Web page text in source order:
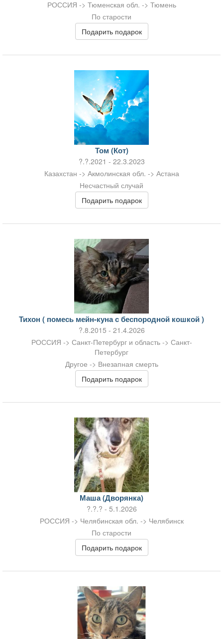
РОССИЯ -> Тюменская обл. -> Тюмень
По старости
Подарить подарок
Том (Кот)
?.?.2021 - 22.3.2023
Казахстан -> Акмолинская обл. -> Астана
Несчастный случай
Подарить подарок
Тихон ( помесь мейн-куна с беспородной кошкой )
?.8.2015 - 21.4.2026
РОССИЯ -> Санкт-Петербург и область -> Санкт-
Петербург
Другое -> Внезапная смерть
Подарить подарок
Маша (Дворянка)
?.?.? - 5.1.2026
РОССИЯ -> Челябинская обл. -> Челябинск
По старости
Подарить подарок